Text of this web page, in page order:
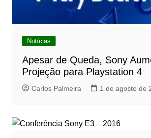
Notícias
Apesar de Queda, Sony
Projeção para Playstation 4
Carlos Palmeira 1 de agosto de